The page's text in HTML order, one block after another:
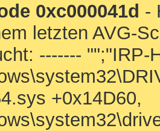
0xc000041d -
letzten AVG-
------- "";"IRP-
+0x14D60,